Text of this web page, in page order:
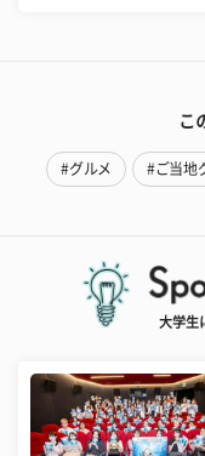
こ
#グルメ #ご当地
大学生